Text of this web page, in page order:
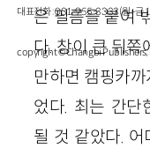
은 필름을 붙여
다. 창이 큰 뒤쪽
만하면 캠핑카
었다. 최는 간단
될 것 같았다. 어
대표전화 : 031-955-3333(월~금
copyright © Changbi Publishers,